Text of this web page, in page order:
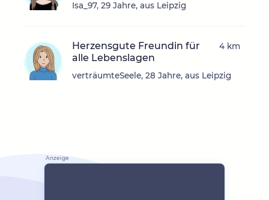
Isa_97, 29 Jahre, aus Leipzig
Herzensgute Freundin für
alle Lebenslagen
verträumteSeele, 28 Jahre, aus Leipzig
4 km